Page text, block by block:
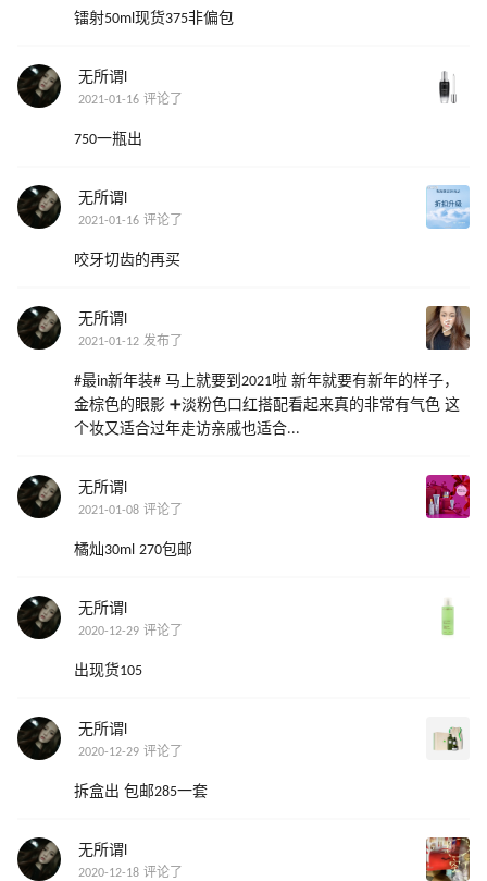
镭射50ml现货375非偏包
无所谓l
2021-01-16 评论了
750一瓶出
无所谓l
2021-01-16 评论了
咬牙切齿的再买
无所谓l
2021-01-12 发布了
#最in新年装# 马上就要到2021啦 新年就要有新年的样子，
金棕色的眼影 ➕淡粉色口红搭配看起来真的非常有气色 这
个妆又适合过年走访亲戚也适合...
无所谓l
2021-01-08 评论了
橘灿30ml 270包邮
无所谓l
2020-12-29 评论了
出现货105
无所谓l
2020-12-29 评论了
拆盒出 包邮285一套
无所谓l
2020-12-18 评论了